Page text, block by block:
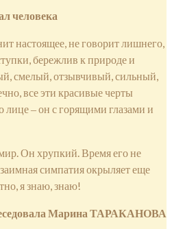
человека
настоящее, не говорит лишнего,
бережлив к природе и
смелый, отзывчивый, сильный,
все эти красивые черты
лице ‒ он с горящими глазами и
Он хрупкий. Время его не
симпатия окрыляет еще
я знаю, знаю!
Марина ТАРАКАНОВА